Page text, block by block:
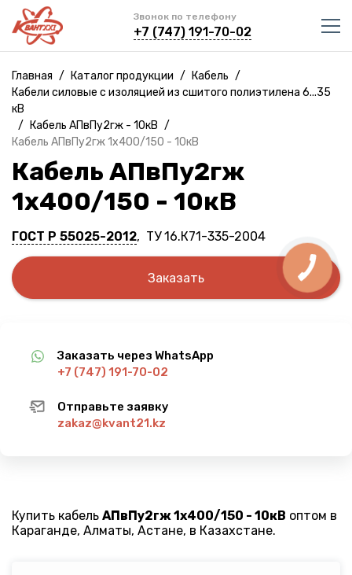
Звонок по телефону
+7 (747) 191-70-02
Главная / Каталог продукции / Кабель /
Кабели силовые с изоляцией из сшитого полиэтилена 6...35
кВ
/
Кабель АПвПу2гж - 10кВ /
Кабель АПвПу2гж 1х400/150 - 10кВ
Кабель АПвПу2гж
1х400/150 - 10кВ
ГОСТ Р 55025-2012, ТУ 16.К71-335-2004
Заказать
Заказать через WhatsApp
+7 (747) 191-70-02
Отправьте заявку
zakaz@kvant21.kz
Купить кабель АПвПу2гж 1х400/150 - 10кВ оптом в
Караганде, Алматы, Астане, в Казахстане.